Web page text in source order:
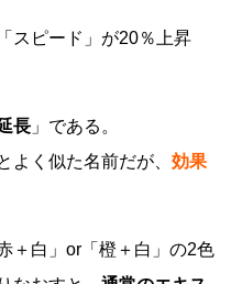
スピード」が20％上昇
長 」である。
よく似た名前だが、 効果
＋白」or「橙＋白」の2色